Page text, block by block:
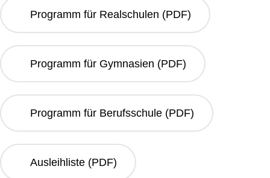
Programm für Realschulen (PDF)
Programm für Gymnasien (PDF)
Programm für Berufsschule (PDF)
Ausleihliste (PDF)